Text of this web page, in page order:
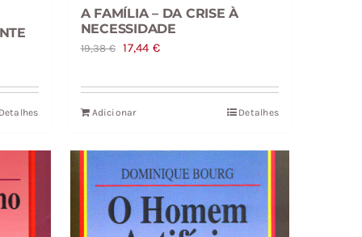
Detalhes
A FAMÍLIA – DA CRISE À
NECESSIDADE
19,38€ O
original
era:
17,44 €O
atual
Adicionar Detalhes